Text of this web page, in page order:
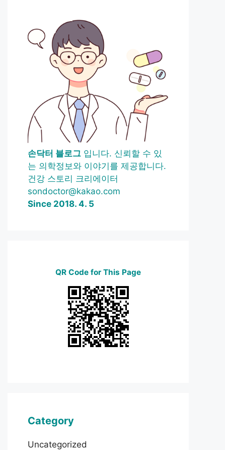
손닥터 블로그 입니다. 신뢰할 수 있
는 의학정보와 이야기를 제공합니다.
건강 스토리 크리에이터
sondoctor@kakao.com
Since 2018. 4. 5
QR Code for This Page
Category
Uncategorized